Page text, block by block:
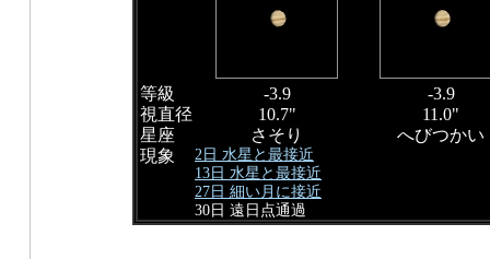
等級 -3.9
-3.9
視直径
10.7"
11.0"
星座
さそり
へびつかい
現象
2日 水星と最接近
13日 水星と最接近
27日 細い月に接近
30日 遠日点通過